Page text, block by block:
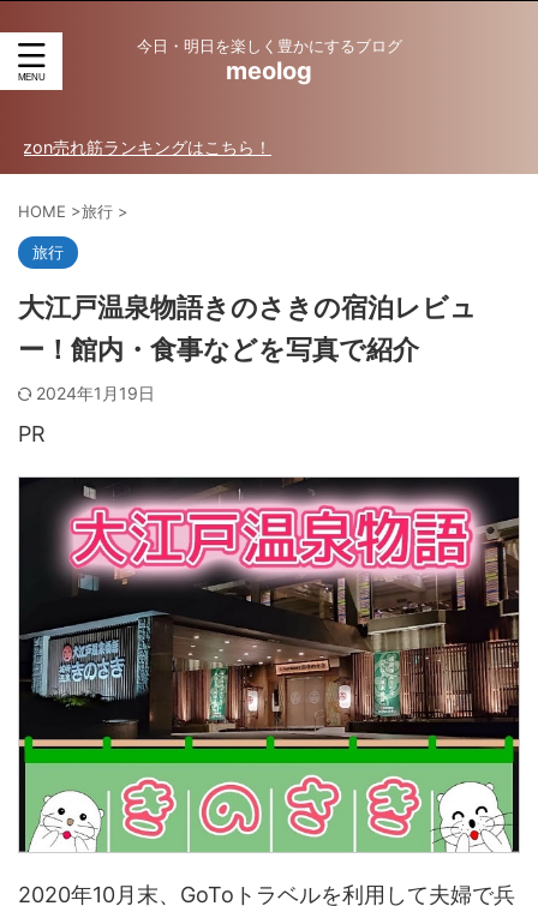
今日・明日を楽しく豊かにするブログ
meolog
ングはこちら！
HOME >旅行 >
旅行
大江戸温泉物語きのさきの宿泊レビュ
ー！館内・食事などを写真で紹介
2024年1月19日
PR
2020年10月末、GoToトラベルを利用して夫婦で兵